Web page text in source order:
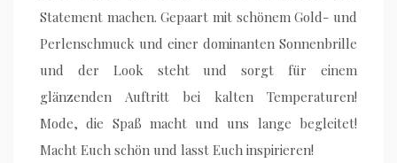
Statement machen. Gepaart mit schönem Gold- und
Perlenschmuck und einer dominanten Sonnenbrille
und der Look steht und sorgt für einem
glänzenden Auftritt bei kalten Temperaturen!
Mode, die Spaß macht und uns lange begleitet!
Macht Euch schön und lasst Euch inspirieren!